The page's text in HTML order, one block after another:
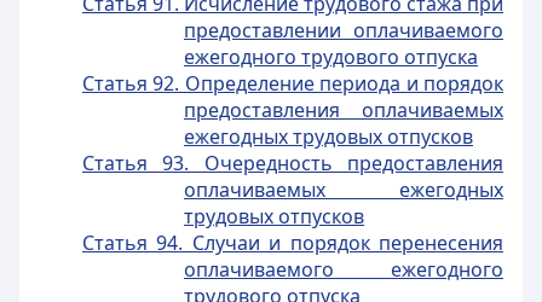
предоставлении оплачиваемого
ежегодного трудового отпуска
Статья 92. Определение периода и порядок
предоставления оплачиваемых
ежегодных трудовых отпусков
Статья 93. Очередность предоставления
оплачиваемых ежегодных
трудовых отпусков
Статья 94. Случаи и порядок перенесения
оплачиваемого ежегодного
трудового отпуска